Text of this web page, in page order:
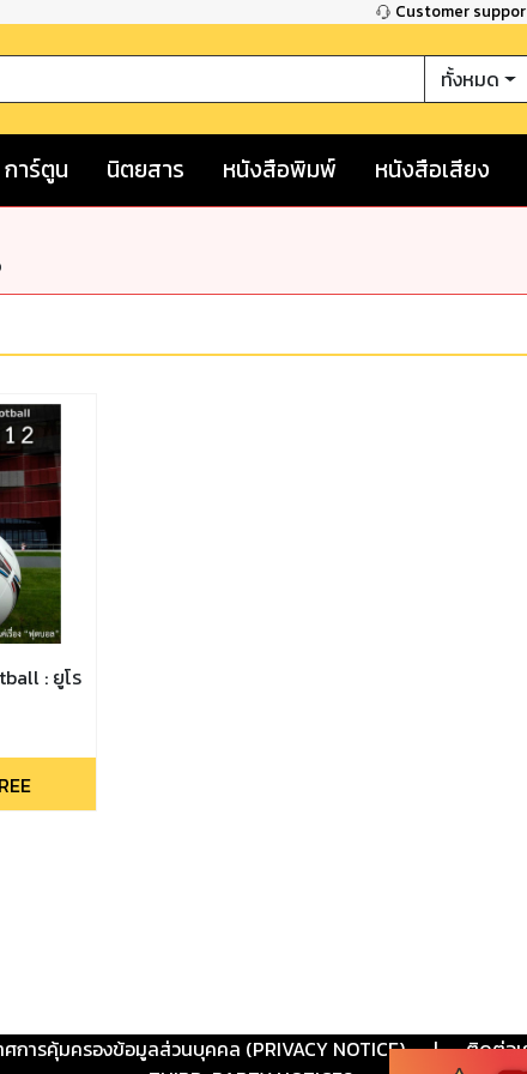
Customer
ทั้งหมด
การ์ตูน นิตยสาร หนังสือพิมพ์ หนังสือเสียง
: ยูโร
ศการคุ้มครองข้อมูลส่วนบุคคล (PRIVACY NOTICE) | ติดต่อเ